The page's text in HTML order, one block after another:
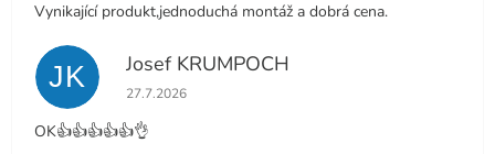
Vynikající produkt,jednoduchá montáž a dobrá cena.
JK Josef KRUMPOCH
Hodnocení obchodu je 5 z 5 hvězdiček.
27.7.2026
OK👍👍👍👍👍👌